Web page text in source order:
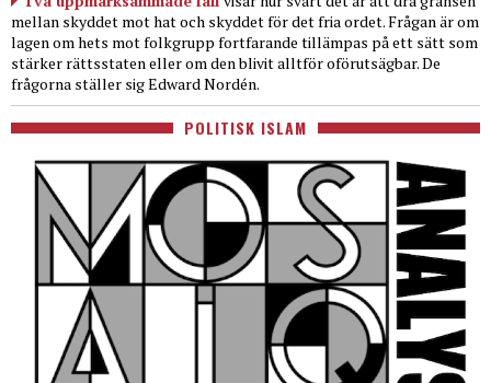
mellan skyddet mot hat och skyddet för det fria ordet. Frågan är om
lagen om hets mot folkgrupp fortfarande tillämpas på ett sätt som
stärker rättsstaten eller om den blivit alltför oförutsägbar. De
frågorna ställer sig Edward Nordén.
POLITISK ISLAM